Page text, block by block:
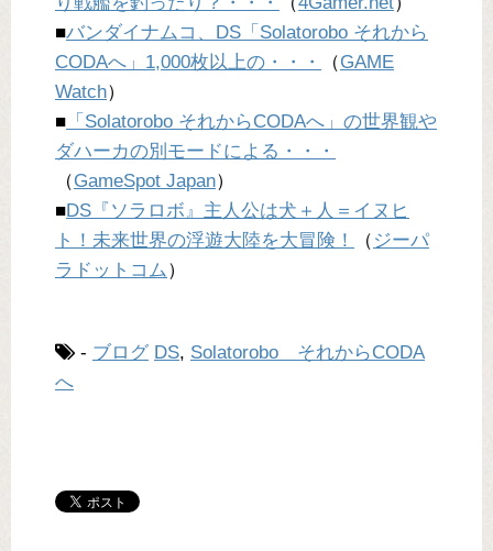
■バンダイナムコ、DS「Solatorobo それから
CODAへ」1,000枚以上の・・・
（GAME
Watch）
■ 「Solatorobo それからCODAへ」の世界観や
ダハーカの別モードによる・・・
（GameSpot Japan）
■DS『ソラロボ』主人公は犬＋人＝イヌヒ
ト！未来世界の浮遊大陸を大冒険！
（ ジーパ
ラドットコム）
- ブログ DS, Solatorobo それからCODA
へ